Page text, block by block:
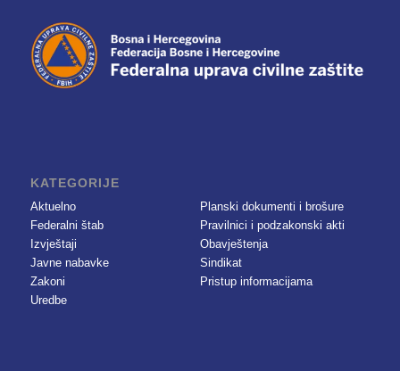
KATEGORIJE
Aktuelno
Federalni štab
Izvještaji
Javne nabavke
Zakoni
Uredbe
Planski dokumenti i brošure
Pravilnici i podzakonski akti
Obavještenja
Sindikat
Pristup informacijama